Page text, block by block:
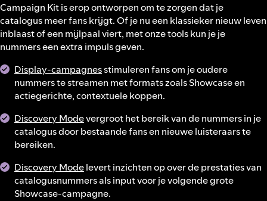
Campaign Kit is erop ontworpen om te zorgen dat je
catalogus meer fans krijgt. Of je nu een klassieker nieuw leven
inblaast of een mijlpaal viert, met onze tools kun je je
nummers een extra impuls geven.
Display-campagnesstimuleren fans om je oudere
nummers te streamen met formats zoals Showcase en
actiegerichte, contextuele koppen.
Discovery Modevergroot het bereik van de nummers in je
catalogus door bestaande fans en nieuwe luisteraars te
bereiken.
Discovery Modelevert inzichten op over de prestaties van
catalogusnummers als input voor je volgende grote
Showcase-campagne.